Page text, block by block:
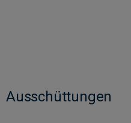
Ausschüttungen